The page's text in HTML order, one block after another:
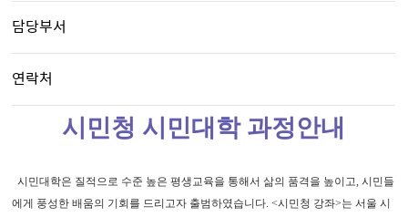
담당부서
연락처
시민청 시민대학 과정안내
시민대학은 질적으로 수준 높은 평생교육을 통해서 삶의 품격을 높이고, 시민들
에게 풍성한 배움의 기회를 드리고자 출범하였습니다.<시민청 강좌>는 서울 시